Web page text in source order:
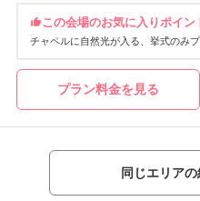
この会場のお気に入りポイン
チャペルに自然光が入る 挙式のみ
プラン料金を見る
同じエリア